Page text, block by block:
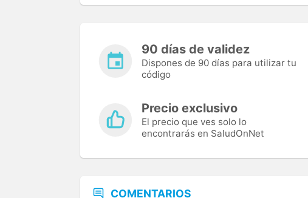
90 días de validez
Dispones de 90 días para utilizar tu
código
Precio exclusivo
El precio que ves solo lo
encontrarás en SaludOnNet
COMENTARIOS